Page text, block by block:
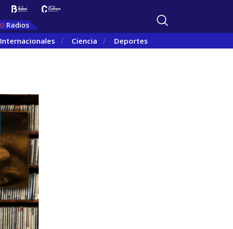
Radios
Internacionales Ciencia Deportes